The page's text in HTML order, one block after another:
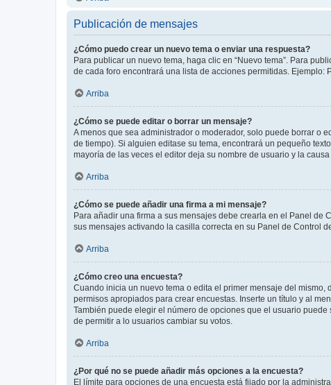
Publicación de mensajes
¿Cómo puedo crear un nuevo tema o enviar una respuesta?
Para publicar un nuevo tema, haga clic en “Nuevo tema”. Para
de cada foro encontrará una lista de acciones permitidas. Ejemplo:
Arriba
¿Cómo se puede editar o borrar un mensaje?
A menos que sea administrador o moderador, solo puede borrar o
de tiempo). Si alguien editase su tema, encontrará un pequeño
mayoría de las veces el editor deja su nombre de usuario y la
Arriba
¿Cómo se puede añadir una firma a mi mensaje?
Para añadir una firma a sus mensajes debe crearla en el Panel de
sus mensajes activando la casilla correcta en su Panel de Control
Arriba
¿Cómo creo una encuesta?
Cuando inicia un nuevo tema o edita el primer mensaje del
permisos apropiados para crear encuestas. Inserte un título y al
También puede elegir el número de opciones que el usuario
de permitir a lo usuarios cambiar su votos.
Arriba
¿Por qué no se puede añadir más opciones a la encuesta?
El límite para opciones de una encuesta está fijado por la